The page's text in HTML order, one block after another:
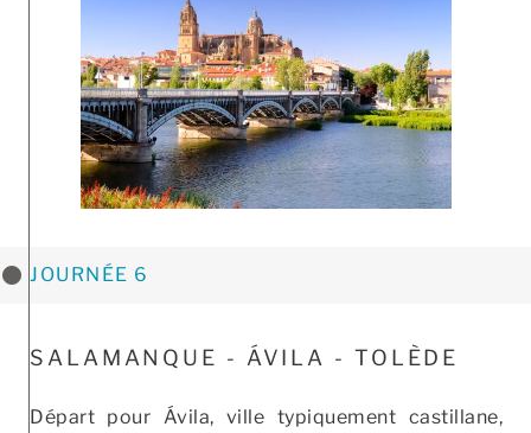
JOURNÉE 6
SALAMANQUE - ÁVILA - TOLÈDE
Départ pour Ávila, ville typiquement castillane,